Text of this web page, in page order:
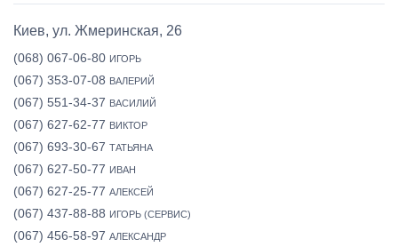
Киев, ул. Жмеринская, 26
(068) 067-06-80 ИГОРЬ
(067) 353-07-08 ВАЛЕРИЙ
(067) 551-34-37 ВАСИЛИЙ
(067) 627-62-77 ВИКТОР
(067) 693-30-67 ТАТЬЯНА
(067) 627-50-77 ИВАН
(067) 627-25-77 АЛЕКСЕЙ
(067) 437-88-88 ИГОРЬ (СЕРВИС)
(067) 456-58-97 АЛЕКСАНДР